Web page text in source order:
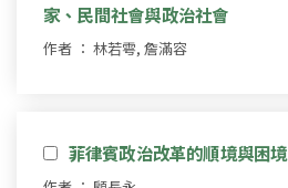
家、民間社會與政治社會
作者 ： 林若雩, 詹滿容
菲律賓政治改革的順境與困境